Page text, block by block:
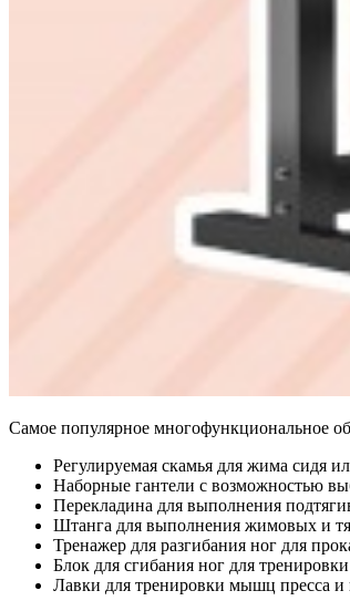
Самое популярное многофункциональное
Регулируемая скамья для жима сидя
Наборные гантели с возможностью
Перекладина для выполнения
Штанга для выполнения жимовых и
Тренажер для разгибания ног для
Блок для сгибания ног для
Лавки для тренировки мышц пресса и